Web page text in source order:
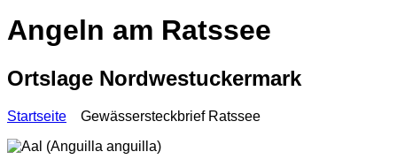
Angeln am Ratssee
Ortslage Nordwestuckermark
Startseite Gewässersteckbrief Ratssee